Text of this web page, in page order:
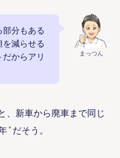
まっつん
分もある
減らせる
からアリ
、新車から廃車まで同じ
＊ だそう。